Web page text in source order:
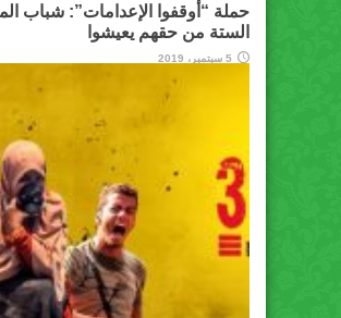
حملة “أوقفوا الإعدامات”: شباب
الستة من حقهم يعيشوا
5 سبتمبر، 2019